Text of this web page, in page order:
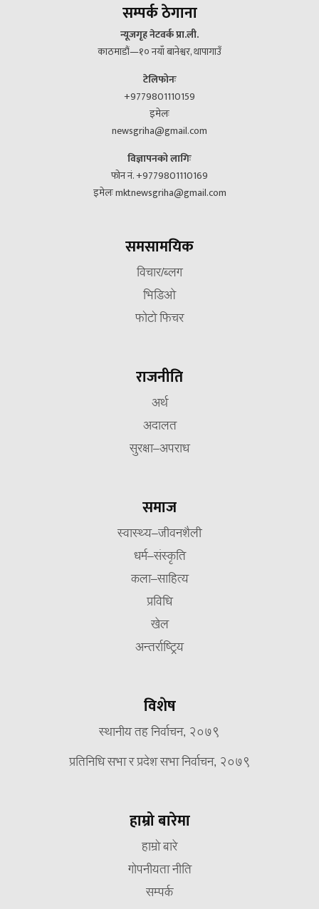
सम्पर्क ठेगाना
न्यूजगृह नेटवर्क प्रा.ली.
काठमाडौं—१० नयाँ बानेश्वर, थापागाउँ
टेलिफोनः
+9779801110159
इमेलः
newsgriha@gmail.com
विज्ञापनको लागिः
फोन नं. +9779801110169
इमेलः mktnewsgriha@gmail.com
समसामयिक
विचार/ब्लग
भिडिओ
फोटो फिचर
राजनीति
अर्थ
अदालत
सुरक्षा–अपराध
समाज
स्वास्थ्य–जीवनशैली
धर्म–संस्कृति
कला–साहित्य
प्रविधि
खेल
अन्तर्राष्ट्रिय
विशेष
स्थानीय तह निर्वाचन, २०७९
प्रतिनिधि सभा र प्रदेश सभा निर्वाचन, २०७९
हाम्रो बारेमा
हाम्रो बारे
गोपनीयता नीति
सम्पर्क